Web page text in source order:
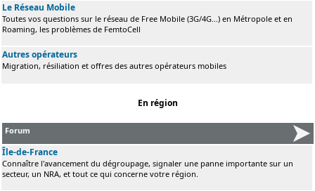
Le Réseau Mobile
Toutes vos questions sur le réseau de Free Mobile (3G/4G...) en Métropole et en
Roaming, les problèmes de FemtoCell
Autres opérateurs
Migration, résiliation et offres des autres opérateurs mobiles
En région
Forum
Île-de-France
Connaître l'avancement du dégroupage, signaler une panne importante sur un
secteur, un NRA, et tout ce qui concerne votre région.